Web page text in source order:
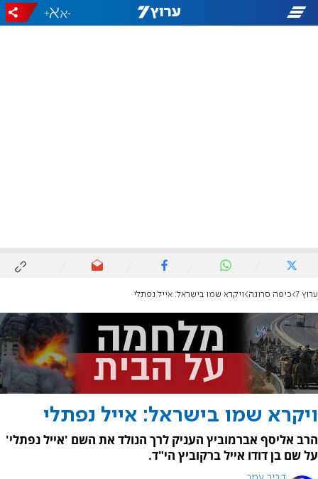
-
+
ערוץ 7 כיפה סרוגה ויקרא שמו בישראל: אייל נפתלי
ויקרא שמו בישראל: אייל נפתלי
הרב אליסף אברמוביץ העניק לרך הנולד את השם 'אייל נפתלי'
על שם בן דודו אייל ברקוביץ הי"ד.